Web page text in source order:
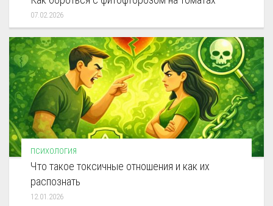
07.02.2026
ПСИХОЛОГИЯ
Что такое токсичные отношения и как их
распознать
12.01.2026